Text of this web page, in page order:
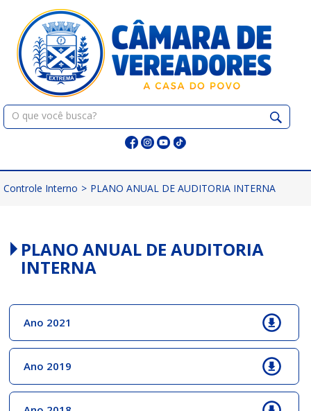
Pular
para
o
conteúdo
Pesquisar:
Controle Interno > PLANO ANUAL DE AUDITORIA INTERNA
PLANO ANUAL DE AUDITORIA
INTERNA
Ano 2021
Ano 2019